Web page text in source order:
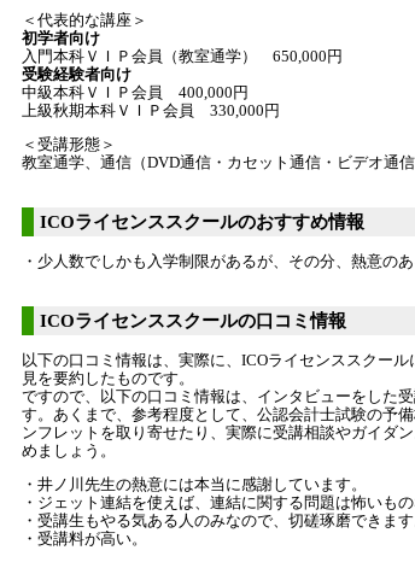
＜代表的な講座＞
初学者向け
入門本科ＶＩＰ会員（教室通学） 650,000円
受験経験者向け
中級本科ＶＩＰ会員 400,000円
上級秋期本科ＶＩＰ会員 330,000円
＜受講形態＞
教室通学、通信（DVD通信・カセット通信・ビデオ通信
ICOライセンススクールのおすすめ情報
・少人数でしかも入学制限があるが、その分、熱意のあ
ICOライセンススクールの口コミ情報
以下の口コミ情報は、実際に、ICOライセンススクー
見を要約したものです。
ですので、以下の口コミ情報は、インタビューをした
す。あくまで、参考程度として、公認会計士試験の予
ンフレットを取り寄せたり、実際に受講相談やガイダ
めましょう。
・井ノ川先生の熱意には本当に感謝しています。
・ジェット連結を使えば、連結に関する問題は怖いもの
・受講生もやる気ある人のみなので、切磋琢磨できます
・受講料が高い。